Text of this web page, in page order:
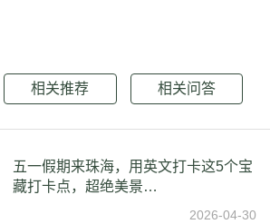
相关推荐 相关问答
五一假期来珠海，用英文打卡这5个宝
藏打卡点，超绝美景…
2026-04-30